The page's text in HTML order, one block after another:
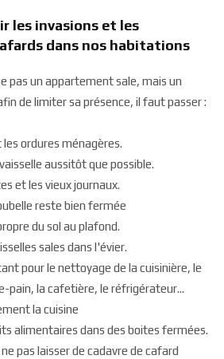
les invasions et les
dans nos habitations
pas un appartement sale, mais un
de limiter sa présence, il faut passer :
ordures ménagères.
aussitôt que possible.
et les vieux journaux.
reste bien fermée
du sol au plafond.
sales dans l'évier.
pour le nettoyage de la cuisinière, le
pain, la cafetière, le réfrigérateur...
la cuisine
alimentaires dans des boites fermées.
pas laisser de cadavre de cafard